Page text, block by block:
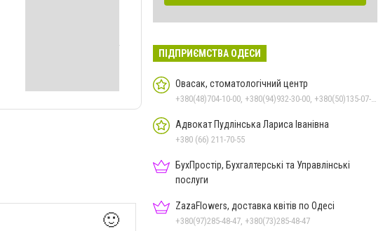
🙂
ПІДПРИЄМСТВА ОДЕСИ
Овасак, стоматологічний центр
Адвокат Пудлінська Лариса Іванівна
+380 (66) 211-70-55
БухПростір, Бухгалтерські та Управлінські
послуги
ZazaFlowers, доставка квітів по Одесі
+380(97)285-48-47, +380(73)285-48-47